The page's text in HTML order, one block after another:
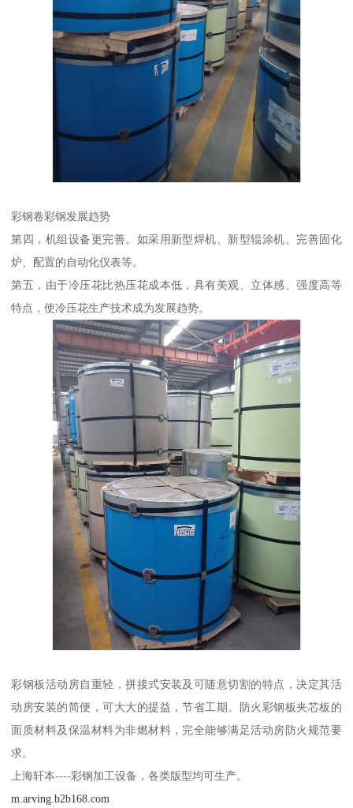
彩钢卷彩钢发展趋势
第四，机组设备更完善。如采用新型焊机、新型辊涂机、完善固化
炉、配置的自动化仪表等。
第五，由于冷压花比热压花成本低，具有美观、立体感、强度高等
特点，使冷压花生产技术成为发展趋势。
彩钢板活动房自重轻，拼接式安装及可随意切割的特点，决定其活
动房安装的简便，可大大的提益，节省工期。防火彩钢板夹芯板的
面质材料及保温材料为非燃材料，完全能够满足活动房防火规范要
求。
上海轩本----彩钢加工设备，各类版型均可生产。
m.arving.b2b168.com